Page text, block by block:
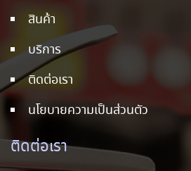
สินค้า
บริการ
ติดต่อเรา
นโยบายความเป็นส่วนตัว
ติดต่อเรา